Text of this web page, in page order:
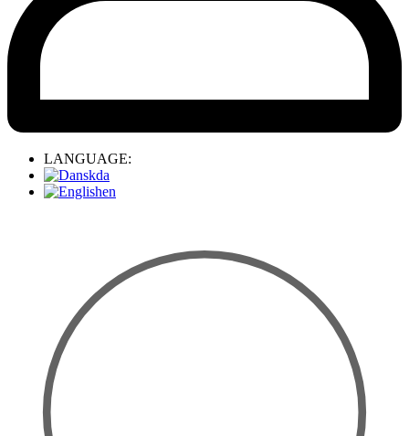
LANGUAGE:
da
en